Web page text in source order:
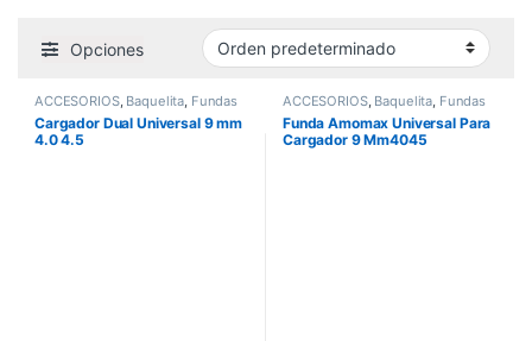
Opciones
ACCESORIOS, Baquelita, Fundas
Cargador Dual Universal 9 mm
4.0 4.5
ACCESORIOS, Baquelita, Fundas
Funda Amomax Universal Para
Cargador 9 Mm4045